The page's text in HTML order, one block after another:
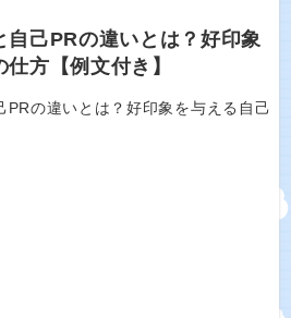
自己PRの違いとは？好印象
方【例文付き】